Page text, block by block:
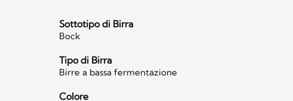
Sottotipo di Birra
Bock
Tipo di Birra
Birre a bassa fermentazione
Colore